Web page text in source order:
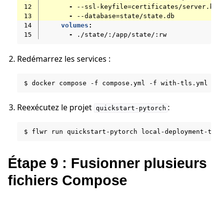
12
-
--ssl-keyfile=certificates/
13
-
--database=state/state.db
14
volumes :
15
- ./state/:/app/state/:rw
Redémarrez les services :
$ docker compose -f compose.yml -f with-tls.yml
Reexécutez le projet quickstart-pytorch :
$ flwr run quickstart-pytorch local-deployment-
Étape 9 : Fusionner plusieurs
fichiers Compose